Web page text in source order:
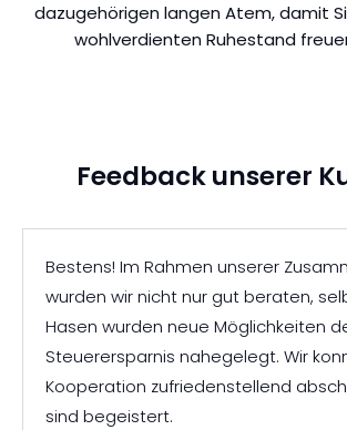
dazugehörigen langen Atem, damit
wohlverdienten Ruhestand
Feedback unserer
Bestens! Im Rahmen unserer
wurden wir nicht nur gut beraten,
Hasen wurden neue Möglichkeiten
Steuerersparnis nahegelegt. Wir
Kooperation zufriedenstellend
sind begeistert.